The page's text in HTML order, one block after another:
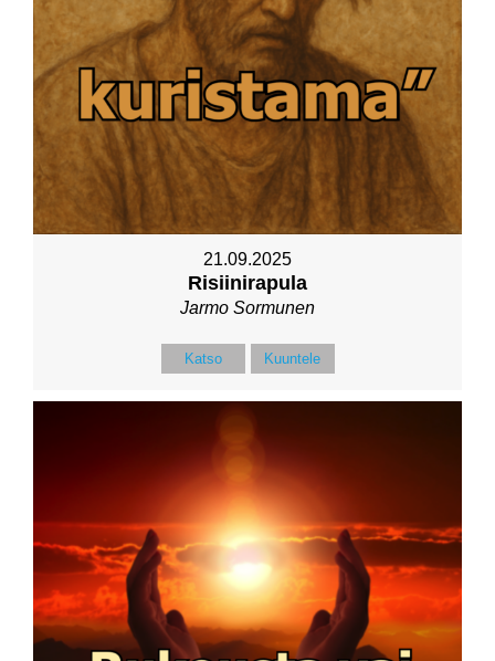
21.09.2025
Risiinirapula
Jarmo Sormunen
Katso Kuuntele